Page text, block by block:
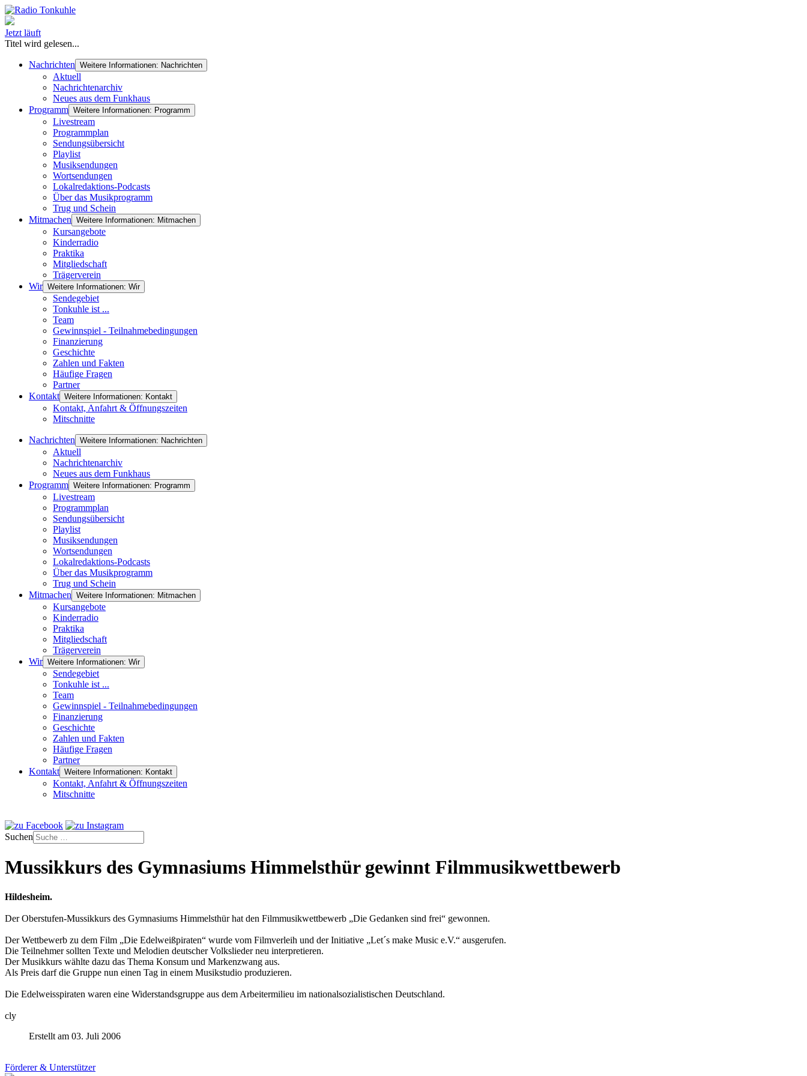
Jetzt läuft
Titel wird gelesen...
Nachrichten Weitere Informationen: Nachrichten
Aktuell
Nachrichtenarchiv
Neues aus dem Funkhaus
Programm Weitere Informationen: Programm
Livestream
Programmplan
Sendungsübersicht
Playlist
Musiksendungen
Wortsendungen
Lokalredaktions-Podcasts
Über das Musikprogramm
Trug und Schein
Mitmachen Weitere Informationen: Mitmachen
Kursangebote
Kinderradio
Praktika
Mitgliedschaft
Trägerverein
Wir Weitere Informationen: Wir
Sendegebiet
Tonkuhle ist ...
Team
Gewinnspiel - Teilnahmebedingungen
Finanzierung
Geschichte
Zahlen und Fakten
Häufige Fragen
Partner
Kontakt Weitere Informationen: Kontakt
Kontakt, Anfahrt & Öffnungszeiten
Mitschnitte
Nachrichten Weitere Informationen: Nachrichten
Aktuell
Nachrichtenarchiv
Neues aus dem Funkhaus
Programm Weitere Informationen: Programm
Livestream
Programmplan
Sendungsübersicht
Playlist
Musiksendungen
Wortsendungen
Lokalredaktions-Podcasts
Über das Musikprogramm
Trug und Schein
Mitmachen Weitere Informationen: Mitmachen
Kursangebote
Kinderradio
Praktika
Mitgliedschaft
Trägerverein
Wir Weitere Informationen: Wir
Sendegebiet
Tonkuhle ist ...
Team
Gewinnspiel - Teilnahmebedingungen
Finanzierung
Geschichte
Zahlen und Fakten
Häufige Fragen
Partner
Kontakt Weitere Informationen: Kontakt
Kontakt, Anfahrt & Öffnungszeiten
Mitschnitte
Suchen
Mussikkurs des Gymnasiums Himmelsthür gewinnt Filmmusikwettbewerb
Hildesheim.
Der Oberstufen-Mussikkurs des Gymnasiums Himmelsthür hat den Filmmusikwettbewerb „Die Gedanken sind frei“ gewonnen.
Der Wettbewerb zu dem Film „Die Edelweißpiraten“ wurde vom Filmverleih und der Initiative „Let´s make Music e.V.“ ausgerufen.
Die Teilnehmer sollten Texte und Melodien deutscher Volkslieder neu interpretieren.
Der Musikkurs wählte dazu das Thema Konsum und Markenzwang aus.
Als Preis darf die Gruppe nun einen Tag in einem Musikstudio produzieren.
Die Edelweisspiraten waren eine Widerstandsgruppe aus dem Arbeitermilieu im nationalsozialistischen Deutschland.
cly
Erstellt am 03. Juli 2006
Förderer & Unterstützer